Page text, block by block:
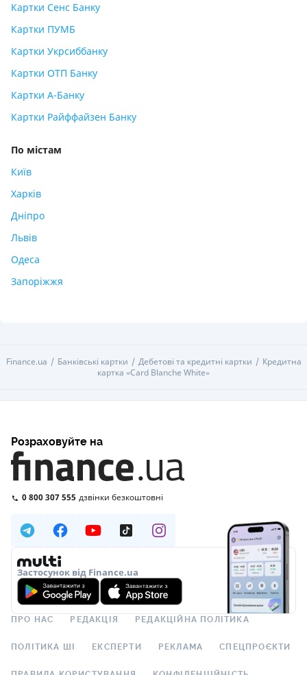
Картки Сенс Банку
Картки ПУМБ
Картки Укрсиббанку
Картки ОТП Банку
Картки А-Банку
Картки Райффайзен Банку
По містам
Київ
Харків
Дніпро
Львів
Одеса
Запоріжжя
Finance.ua Банківські картки Дебетові та кредитні картки
Кредитна
картка «Card Blanche White»
Розраховуйте на
0 800 307 555 дзвінки безкоштовні
Застосунок від Finance.ua
ПРО НАС РЕДАКЦІЯ РЕДАКЦІЙНА ПОЛІТИКА
ПОЛІТИКА ШІ ЕКСПЕРТИ РЕКЛАМА СПЕЦПРОЄКТИ